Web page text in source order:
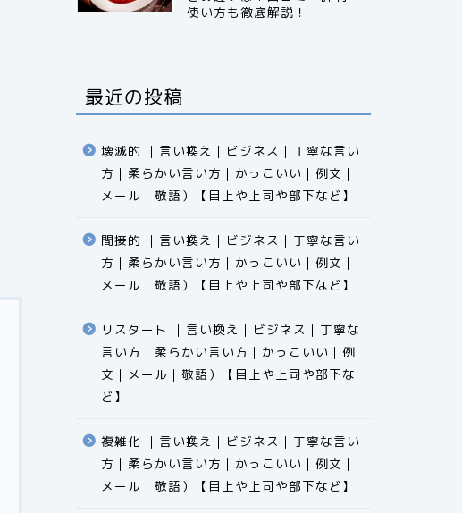
使い方も徹底解説！
最近の投稿
壊滅的 ｜言い換え｜ビジネス｜丁寧な言い
方｜柔らかい言い方｜かっこいい｜例文｜
メール｜敬語）【目上や上司や部下など】​​​​​​​​​​​​​​​​
間接的 ｜言い換え｜ビジネス｜丁寧な言い
方｜柔らかい言い方｜かっこいい｜例文｜
メール｜敬語）【目上や上司や部下など】​​​​​​​​​​​​​​​​
リスタート ｜言い換え｜ビジネス｜丁寧な
言い方｜柔らかい言い方｜かっこいい｜例
文｜メール｜敬語）【目上や上司や部下な
ど】​​​​​​​​​​​​​​​​
複雑化 ｜言い換え｜ビジネス｜丁寧な言い
方｜柔らかい言い方｜かっこいい｜例文｜
メール｜敬語）【目上や上司や部下など】​​​​​​​​​​​​​​​​